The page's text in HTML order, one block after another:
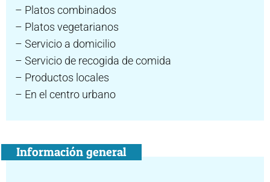
– Platos combinados
– Platos vegetarianos
– Servicio a domicilio
– Servicio de recogida de comida
– Productos locales
– En el centro urbano
Información general